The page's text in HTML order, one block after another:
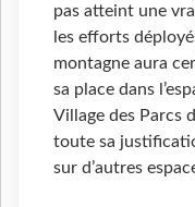
pas atteint une
les efforts
montagne aura
sa place dans
Village des Parcs
toute sa
sur d’autres